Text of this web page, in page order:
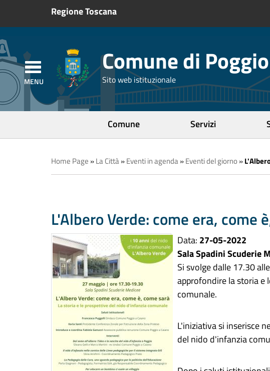
Regione Toscana
Comune di
Sito web istituzionale
Comune Servizi
Home Page »La Città»Eventi in agenda»Eventi del giorno»
L'Albero Verde: come era, come
Data: 27-05-2022
Sala Spadini Scuderie
Si svolge dalle 17.30
approfondire la storia e
comunale.
L'iniziativa si inserisce
del nido d'infanzia